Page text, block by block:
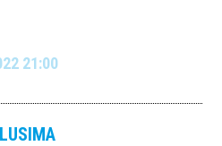
21:00